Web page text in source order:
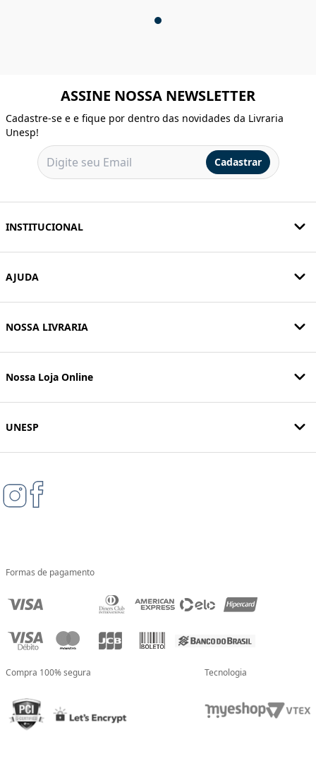
ASSINE NOSSA NEWSLETTER
Cadastre-se e e fique por dentro das novidades da Livraria
Unesp!
Cadastrar
INSTITUCIONAL
AJUDA
NOSSA LIVRARIA
Nossa Loja Online
UNESP
Formas de pagamento
Compra 100% segura Tecnologia